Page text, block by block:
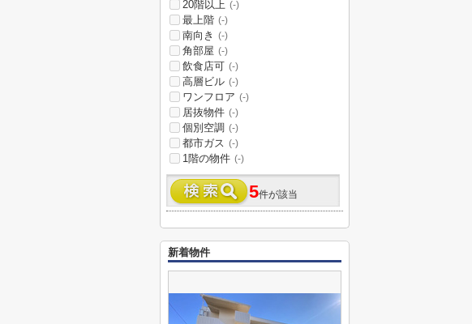
20階以上 (-)
最上階 (-)
南向き (-)
角部屋 (-)
飲食店可 (-)
高層ビル (-)
ワンフロア (-)
居抜物件 (-)
個別空調 (-)
都市ガス (-)
1階の物件 (-)
5件が該当
新着物件